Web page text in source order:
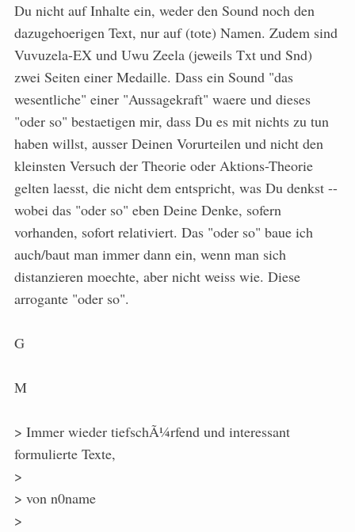
Du nicht auf Inhalte ein, weder den Sound noch den
dazugehoerigen Text, nur auf (tote) Namen. Zudem sind
Vuvuzela-EX und Uwu Zeela (jeweils Txt und Snd)
zwei Seiten einer Medaille. Dass ein Sound "das
wesentliche" einer "Aussagekraft" waere und dieses
"oder so" bestaetigen mir, dass Du es mit nichts zu tun
haben willst, ausser Deinen Vorurteilen und nicht den
kleinsten Versuch der Theorie oder Aktions-Theorie
gelten laesst, die nicht dem entspricht, was Du denkst --
wobei das "oder so" eben Deine Denke, sofern
vorhanden, sofort relativiert. Das "oder so" baue ich
auch/baut man immer dann ein, wenn man sich
distanzieren moechte, aber nicht weiss wie. Diese
arrogante "oder so".
G
M
> Immer wieder tiefschÃ¼rfend und interessant
formulierte Texte,
>
> von n0name
>